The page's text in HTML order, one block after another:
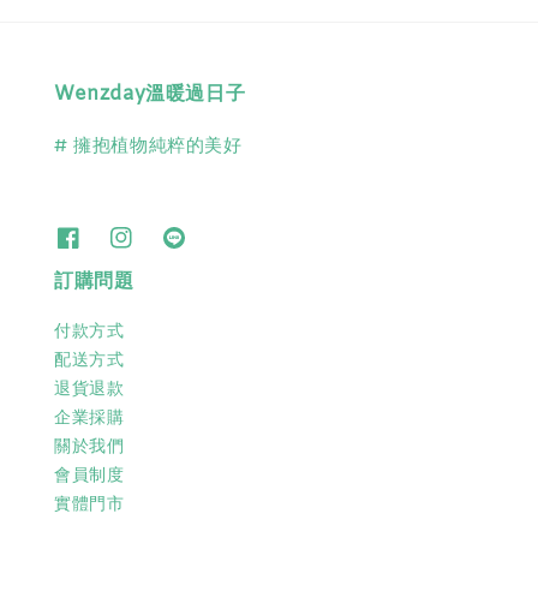
Wenzday溫暖過日子
# 擁抱植物純粹的美好
訂購問題
付款方式
配送方式
退貨退款
企業採購
關於我們
會員制度
實體門市